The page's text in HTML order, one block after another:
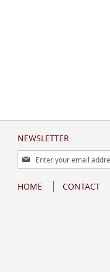
NEWSLETTER
Sign
Up
Our
HOME CONTACT